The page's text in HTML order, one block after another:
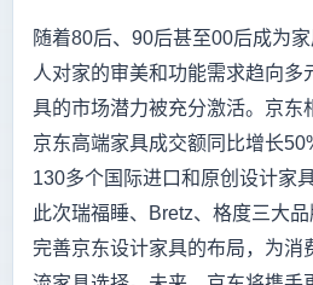
随着80后、90后甚至00后成为
人对家的审美和功能需求趋向多
具的市场潜力被充分激活。京东
京东高端家具成交额同比增长
130多个国际进口和原创设计家
此次瑞福睡、Bretz、格度三大
完善京东设计家具的布局，为消